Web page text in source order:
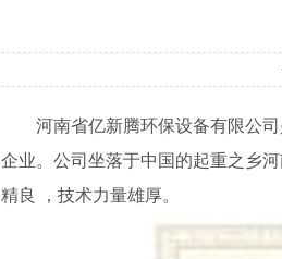
浆水回收装置
河南省亿新腾环保设备有限公
企业。公司坐落于中国的起重之乡
精良 ，技术力量雄厚。